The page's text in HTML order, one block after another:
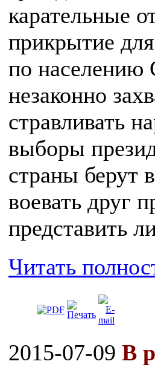
карательные
прикрытие
по населению
незаконно
стравливать
выборы
страны берут
воевать друг
представить
Читать
2015-07-09 В